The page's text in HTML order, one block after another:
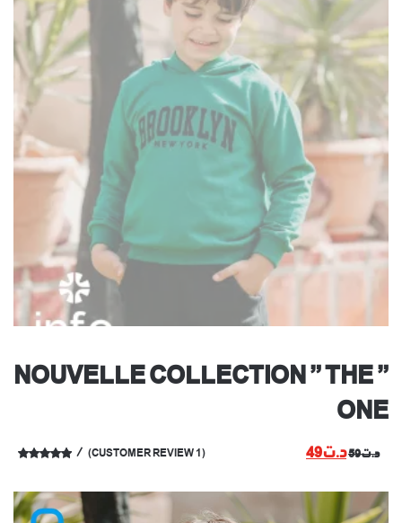
” NOUVELLE COLLECTION ” THE
ONE
OF 5
BASED
ON
(
1 د.ت59
ORIGINAL
WAS:
د.ت49
CURRENT
IS: